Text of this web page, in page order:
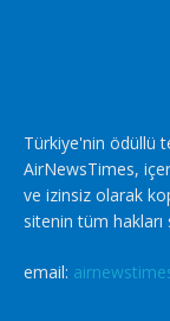
Türkiye'nin ödüllü
AirNewsTimes,
ve izinsiz olarak
sitenin tüm hakları
email: